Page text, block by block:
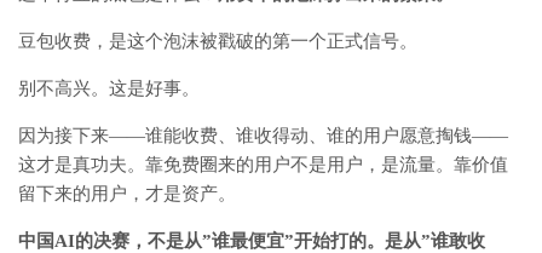
豆包收费，是这个泡沫被戳破的第一个正式信号。
别不高兴。这是好事。
因为接下来——谁能收费、谁收得动、谁的用户愿意掏钱——
这才是真功夫。靠免费圈来的用户不是用户，是流量。靠价值
留下来的用户，才是资产。
中国AI的决赛，不是从”谁最便宜”开始打的。是从”谁敢收